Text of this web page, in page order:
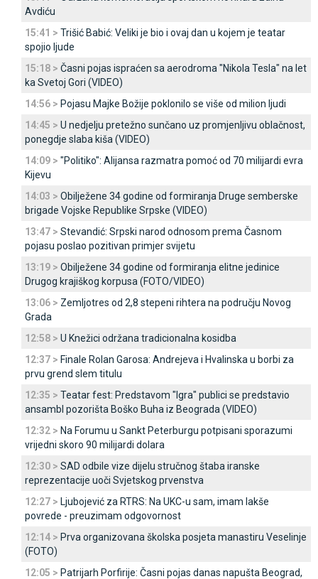
Avdiću
15:41 > Trišić Babić: Veliki je bio i ovaj dan u kojem je teatar
spojio ljude
15:18 > Časni pojas ispraćen sa aerodroma "Nikola Tesla" na let
ka Svetoj Gori (VIDEO)
14:56 > Pojasu Majke Božije poklonilo se više od milion ljudi
14:45 > U nedjelju pretežno sunčano uz promjenljivu oblačnost,
ponegdje slaba kiša (VIDEO)
14:09 > "Politiko": Alijansa razmatra pomoć od 70 milijardi evra
Kijevu
14:03 > Obilježene 34 godine od formiranja Druge semberske
brigade Vojske Republike Srpske (VIDEO)
13:47 > Stevandić: Srpski narod odnosom prema Časnom
pojasu poslao pozitivan primjer svijetu
13:19 > Obilježene 34 godine od formiranja elitne jedinice
Drugog krajiškog korpusa (FOTO/VIDEO)
13:06 > Zemljotres od 2,8 stepeni rihtera na području Novog
Grada
12:58 > U Knežici održana tradicionalna kosidba
12:37 > Finale Rolan Garosa: Andrejeva i Hvalinska u borbi za
prvu grend slem titulu
12:35 > Teatar fest: Predstavom "Igra" publici se predstavio
ansambl pozorišta Boško Buha iz Beograda (VIDEO)
12:32 > Na Forumu u Sankt Peterburgu potpisani sporazumi
vrijedni skoro 90 milijardi dolara
12:30 > SAD odbile vize dijelu stručnog štaba iranske
reprezentacije uoči Svjetskog prvenstva
12:27 > Ljubojević za RTRS: Na UKC-u sam, imam lakše
povrede - preuzimam odgovornost
12:14 > Prva organizovana školska posjeta manastiru Veselinje
(FOTO)
12:05 > Patrijarh Porfirije: Časni pojas danas napušta Beograd,